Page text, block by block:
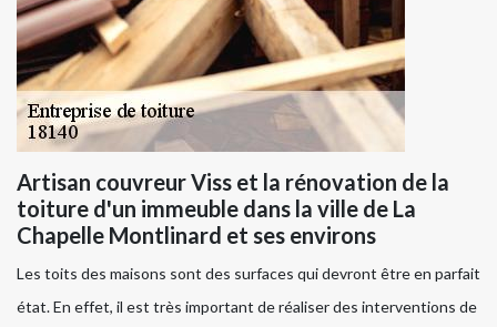
Artisan couvreur Viss et la rénovation de la
toiture d'un immeuble dans la ville de La
Chapelle Montlinard et ses environs
Les toits des maisons sont des surfaces qui devront être en parfait
état. En effet, il est très important de réaliser des interventions de